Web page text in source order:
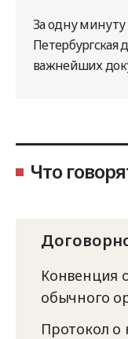
За одну минуту
Петербургская
важнейших
Что
Конвенция
обычного
Протокол